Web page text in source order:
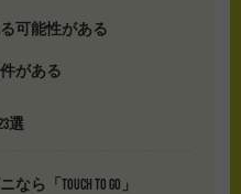
可能性がある
がある
選
「TOUCH TO GO」